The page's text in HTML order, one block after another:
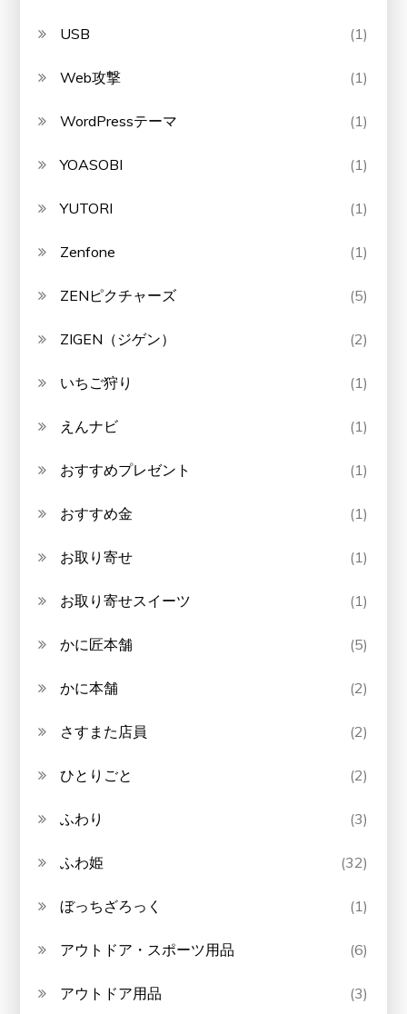
USB (1)
Web攻撃 (1)
WordPressテーマ (1)
YOASOBI (1)
YUTORI (1)
Zenfone (1)
ZENピクチャーズ (5)
ZIGEN（ジゲン） (2)
いちご狩り (1)
えんナビ (1)
おすすめプレゼント (1)
おすすめ金 (1)
お取り寄せ (1)
お取り寄せスイーツ (1)
かに匠本舗 (5)
かに本舗 (2)
さすまた店員 (2)
ひとりごと (2)
ふわり (3)
ふわ姫 (32)
ぼっちざろっく (1)
アウトドア・スポーツ用品 (6)
アウトドア用品 (3)